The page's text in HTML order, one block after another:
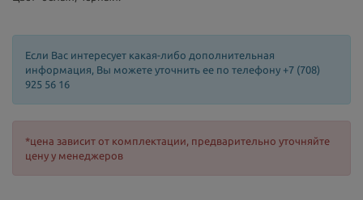
Если Вас интересует какая-либо дополнительная
информация, Вы можете уточнить ее по телефону +7 (708)
925 56 16
*цена зависит от комплектации, предварительно уточняйте
цену у менеджеров